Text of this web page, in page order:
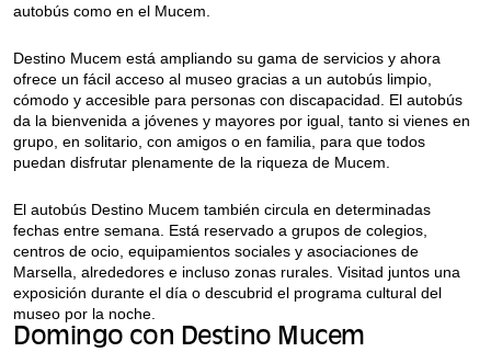
autobús como en el Mucem.
Destino Mucem está ampliando su gama de servicios y ahora
ofrece un fácil acceso al museo gracias a un autobús limpio,
cómodo y accesible para personas con discapacidad. El autobús
da la bienvenida a jóvenes y mayores por igual, tanto si vienes en
grupo, en solitario, con amigos o en familia, para que todos
puedan disfrutar plenamente de la riqueza de Mucem.
El autobús Destino Mucem también circula en determinadas
fechas entre semana. Está reservado a grupos de colegios,
centros de ocio, equipamientos sociales y asociaciones de
Marsella, alrededores e incluso zonas rurales. Visitad juntos una
exposición durante el día o descubrid el programa cultural del
museo por la noche.
Domingo con Destino Mucem